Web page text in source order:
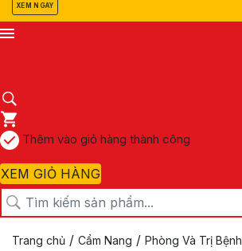
XEM NGAY
Thêm vào giỏ hàng thành công
XEM GIỎ HÀNG
Trang chủ / Cẩm Nang / Phòng Và Trị Bệnh